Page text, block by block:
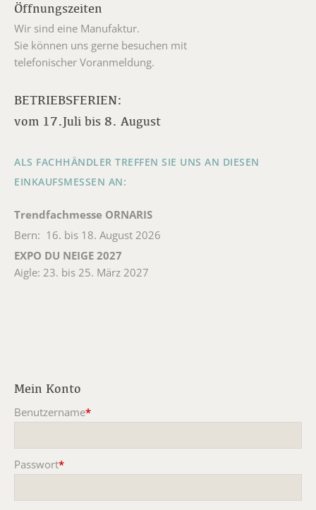
Öffnungszeiten
Wir sind eine Manufaktur.
Sie können uns gerne besuchen mit
telefonischer Voranmeldung.
BETRIEBSFERIEN:
vom 17.Juli bis 8. August
ALS FACHHÄNDLER TREFFEN SIE UNS AN DIESEN
EINKAUFSMESSEN AN:
Trendfachmesse ORNARIS
Bern: 16. bis 18. August 2026
EXPO DU NEIGE 2027
Aigle: 23. bis 25. März 2027
Mein Konto
Benutzername*
Passwort*